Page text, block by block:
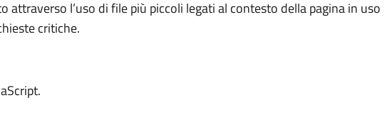
attraverso l’uso di file più piccoli legati al contesto della pagina in uso
critiche.